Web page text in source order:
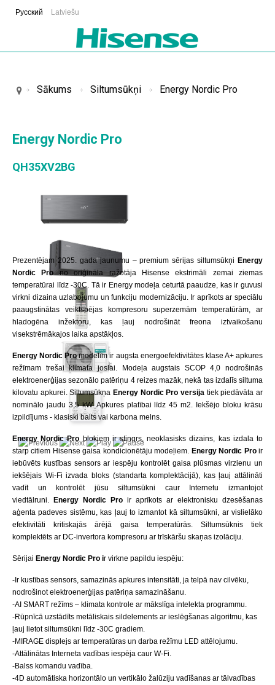
Русский Latviešu
Sākums Siltumsūkņi Energy Nordic Pro
Energy Nordic Pro
QH35XV2BG
Prezentējam 2025. gada jaunumu – premium sērijas siltumsūkņi Energy
Nordic Prono oriģināla ražotāja Hisense ekstrimāli zemai ziemas
temperatūrai līdz -30C. Tā ir Energy modeļa ceturtā paaudze, kas ir guvusi
virkni dizaina uzlabojumu un funkciju modernizāciju. Ir aprīkots ar speciālu
paaugstinātas veiktspējas kompresoru superzemām temperatūrām, ar
hladogēna inžektoru, kas ļauj nodrošināt freona iztvaikošanu
visekstrēmākajos laika apstākļos.
Energy Nordic Promodelim ir augsta energoefektivitātes klase A+ apkures
režīmam trešai klimata joslai. Modeļa augstais SCOP 4,0 nodrošinās
elektroenerģijas sezonālo patēriņu 4 reizes mazāk, nekā tas izdalīs siltuma
kilovatu apkurei. Siltumsūkņa Energy Nordic Pro versija tiek piedāvāta ar
nominālo jaudu 3,5 kW. Apkures platībai līdz 45 m2. Iekšējo bloku krāsu
izpildījums - klasiski balts vai karbona melns.
Energy Nordic Pro blokiem ir stingrs, neoklasisks dizains, kas izdala to
starp citiem Hisense gaisa kondicionētāju modeļiem. Energy Nordic Proir
iebūvēts kustības sensors ar iespēju kontrolēt gaisa plūsmas virzienu un
iekšējais Wi-Fi izvada bloks (standarta komplektācijā), kas ļauj attālināti
vadīt un kontrolēt jūsu siltumsūkni caur Internetu izmantojot
viedtālruni.
Energy Nordic Pro ir aprīkots ar elektronisku dzesēšanas
aģenta padeves sistēmu, kas ļauj to izmantot kā siltumsūkni, ar vislielāko
efektivitāti kritiskajās ārējā gaisa temperatūrās. Siltumsūknis tiek
komplektēts ar DC-invertora kompresoru ar trīskāršu skaņas izolāciju.
Sērijai Energy Nordic Pro ir virkne papildu iespēju:
-Ir kustības sensors, samazinās apkures intensitāti, ja telpā nav cilvēku,
nodrošinot elektroenerģijas patēriņa samazināšanu.
-AI SMART režīms – klimata kontrole ar mākslīga intelekta programmu.
-Rūpnīcā uzstādīts metāliskais sildelements ar ieslēgšanas algoritmu, kas
ļauj lietot siltumsūkni līdz -30C gradiem.
-MIRAGE displejs ar temperatūras un darba režīmu LED attēlojumu.
-Attālinātas Interneta vadības iespēja caur W-Fi.
-Balss komandu vadība.
-4D automātiska horizontālo un vertikālo žalūziju vadīšanas ar tālvadības